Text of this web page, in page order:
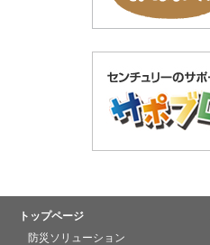
トップページ
防災ソリューション